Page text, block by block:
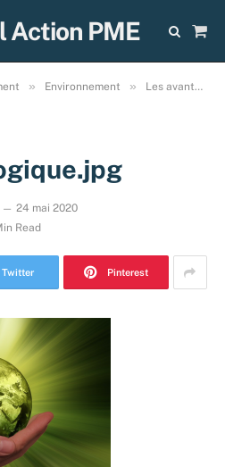
Cart
» Environnement » Les avantages pour un bureau écologique pour les travailleurs d’une PME!
24 mai 2020
Read
Twitter Pinterest